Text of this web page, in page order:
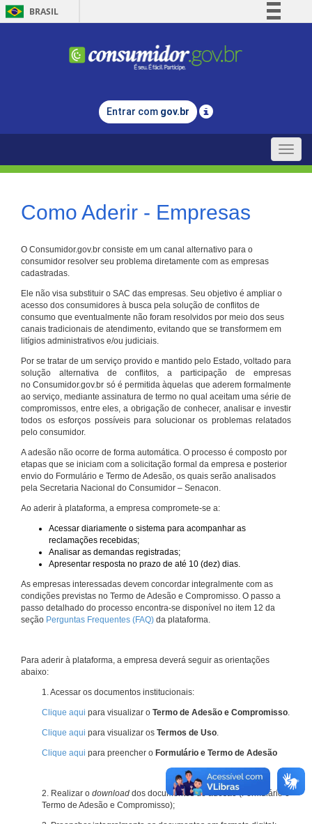
BRASIL
Comunica BR
Legislação
Entrar com gov.br
Toggle
Como Aderir - Empresas
O Consumidor.gov.br consiste em um canal alternativo para o
consumidor resolver seu problema diretamente com as empresas
cadastradas.
Ele não visa substituir o SAC das empresas. Seu objetivo é ampliar o
acesso dos consumidores à busca pela solução de conflitos de
consumo que eventualmente não foram resolvidos por meio dos seus
canais tradicionais de atendimento, evitando que se transformem em
litígios administrativos e/ou judiciais.
Por se tratar de um serviço provido e mantido pelo Estado, voltado para
solução alternativa de conflitos, a participação de empresas
no Consumidor.gov.br só é permitida àquelas que aderem formalmente
ao serviço, mediante assinatura de termo no qual aceitam uma série de
compromissos, entre eles, a obrigação de conhecer, analisar e investir
todos os esforços possíveis para solucionar os problemas relatados
pelo consumidor.
A adesão não ocorre de forma automática. O processo é composto por
etapas que se iniciam com a solicitação formal da empresa e posterior
envio do Formulário e Termo de Adesão, os quais serão analisados
pela Secretaria Nacional do Consumidor – Senacon.
Ao aderir à plataforma, a empresa compromete-se a:
Acessar diariamente o sistema para acompanhar as
reclamações recebidas;
Analisar as demandas registradas;
Apresentar resposta no prazo de até 10 (dez) dias.
As empresas interessadas devem concordar integralmente com as
condições previstas no Termo de Adesão e Compromisso. O passo a
passo detalhado do processo encontra-se disponível no item 12 da
seção Perguntas Frequentes (FAQ) da plataforma.
Para aderir à plataforma, a empresa deverá seguir as orientações
abaixo:
1. Acessar os documentos institucionais:
Clique aqui para visualizar o Termo de Adesão e Compromisso.
Clique aqui para visualizar os Termos de Uso.
Clique aqui para preencher o Formulário e Termo de Adesão
2. Realizar o download dos documentos de adesão (Formulário e
Termo de Adesão e Compromisso);